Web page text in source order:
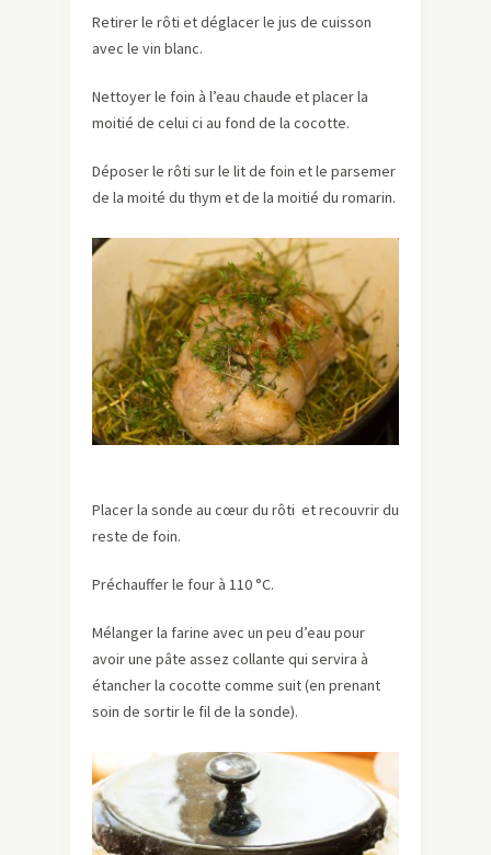
Retirer le rôti et déglacer le jus de cuisson
avec le vin blanc.
Nettoyer le foin à l’eau chaude et placer la
moitié de celui ci au fond de la cocotte.
Déposer le rôti sur le lit de foin et le parsemer
de la moité du thym et de la moitié du romarin.
Placer la sonde au cœur du rôti et recouvrir du
reste de foin.
Préchauffer le four à 110 °C.
Mélanger la farine avec un peu d’eau pour
avoir une pâte assez collante qui servira à
étancher la cocotte comme suit (en prenant
soin de sortir le fil de la sonde).